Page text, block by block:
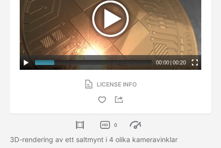
00:00 | 00:20
LICENSE INFO
0
3D-rendering av ett saltmynt i 4 olika kameravinklar